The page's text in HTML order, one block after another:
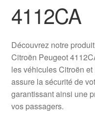
Livraison
Livraison internationale
Mon compte
Paiements
4112CA
Découvrez notre
Citroën Peugeot
les véhicules Citroën
assure la sécurité de
garantissant ainsi une
vos passagers.